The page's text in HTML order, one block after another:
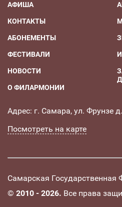
АФИША
КОНТАКТЫ
АБОНЕМЕНТЫ
ФЕСТИВАЛИ
НОВОСТИ
О ФИЛАРМОНИИ
Адрес: г. Самара, ул. Фрунзе
Посмотреть на карте
Самарская Государственная
© 2010 - 2026. Все права